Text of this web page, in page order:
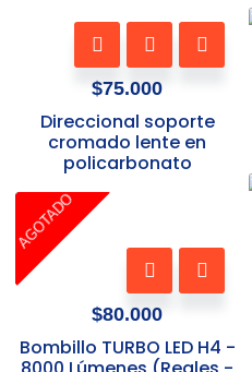
pueden
elegir
en
la
página
de
$75.000
Direccional soporte
cromado lente en
policarbonato
AGOTADO
$80.000
Bombillo TURBO LED H4 -